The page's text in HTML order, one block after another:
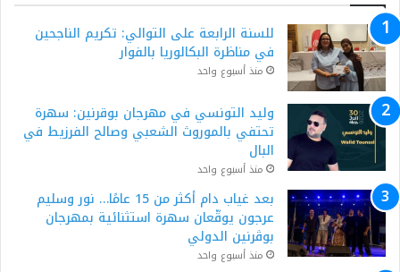
للسنة الرابعة على التوالي: تكريم الناجحين
في مناظرة البكالوريا بالفوار
منذ أسبوع واحد
وليد التونسي في مهرجان بوقرنين: سهرة
تحتفي بالموروث الشعبي وصالح الفرزيط في
البال
منذ أسبوع واحد
بعد غياب دام أكثر من 15 عامًا… نور وسليم
عرجون يوقّعان سهرة استثنائية بمهرجان
بوڨرنين الدولي
منذ أسبوع واحد